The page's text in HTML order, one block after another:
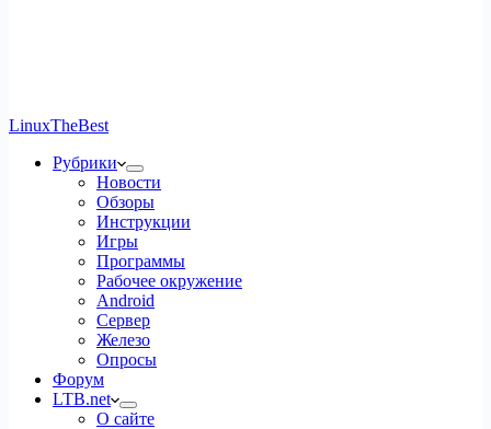
LinuxTheBest
Рубрики
Новости
Обзоры
Инструкции
Игры
Программы
Рабочее окружение
Android
Сервер
Железо
Опросы
Форум
LTB.net
О сайте